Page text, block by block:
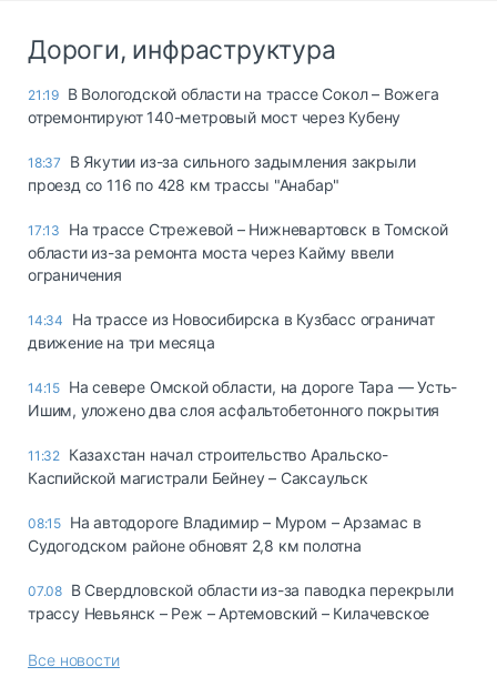
Дороги, инфраструктура
21:19 В Вологодской области на трассе Сокол – Вожега
отремонтируют 140-метровый мост через Кубену
18:37
В Якутии из-за сильного задымления закрыли
проезд со 116 по 428 км трассы "Анабар"
17:13
На трассе Стрежевой – Нижневартовск в Томской
области из-за ремонта моста через Кайму ввели
ограничения
14:34
На трассе из Новосибирска в Кузбасс ограничат
движение на три месяца
14:15 На севере Омской области, на дороге Тара — Усть-
Ишим, уложено два слоя асфальтобетонного покрытия
11:32 Казахстан начал строительство Аральско-
Каспийской магистрали Бейнеу – Саксаульск
08:15 На автодороге Владимир – Муром – Арзамас в
Судогодском районе обновят 2,8 км полотна
07.08 В Свердловской области из-за паводка перекрыли
трассу Невьянск – Реж – Артемовский – Килачевское
Все новости